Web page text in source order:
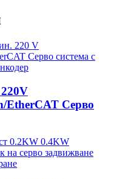
EtherCAT Серво